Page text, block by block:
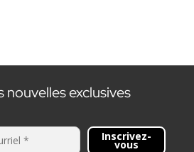
nouvelles exclusives
Inscrivez-
vous